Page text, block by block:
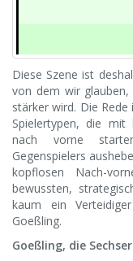
Diese Szene ist
von dem wir
stärker wird. Die
Spielertypen, die mit
nach vorne
Gegenspielers
kopflosen Nach-
bewussten,
kaum ein
Goeßling.
Goeßling, die